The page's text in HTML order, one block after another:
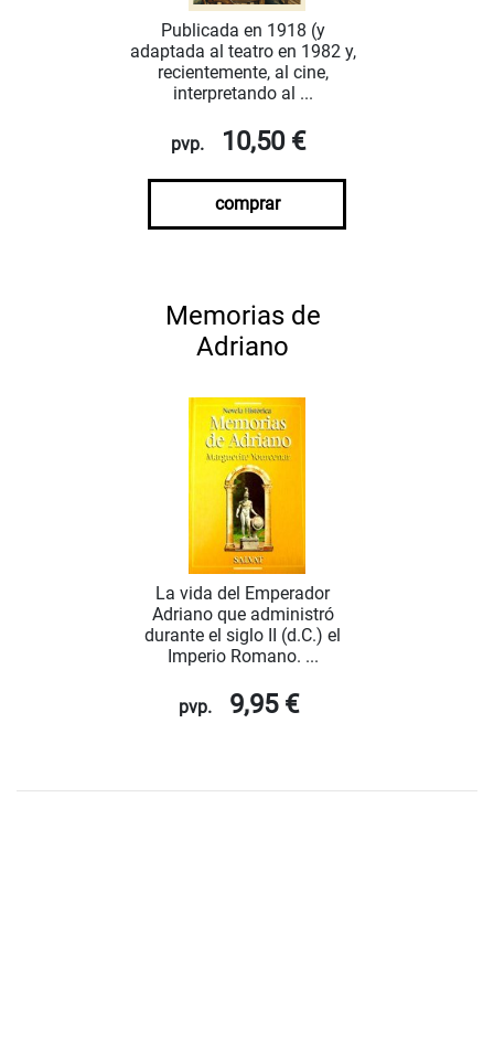
Publicada en 1918 (y
adaptada al teatro en 1982 y,
recientemente, al cine,
interpretando al ...
pvp. 10,50 €
comprar
Memorias de
Adriano
La vida del Emperador
Adriano que administró
durante el siglo II (d.C.) el
Imperio Romano. ...
pvp. 9,95 €